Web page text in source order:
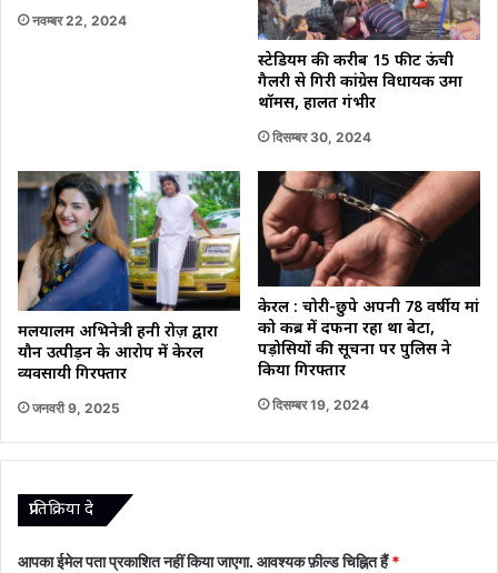
नवम्बर 22, 2024
स्टेडियम की करीब 15 फीट ऊंची
गैलरी से गिरी कांग्रेस विधायक उमा
थॉमस, हालत गंभीर
दिसम्बर 30, 2024
मलयालम अभिनेत्री हनी रोज़ द्वारा
यौन उत्पीड़न के आरोप में केरल
व्यवसायी गिरफ्तार
जनवरी 9, 2025
केरल : चोरी-छुपे अपनी 78 वर्षीय मां
को कब्र में दफना रहा था बेटा,
पड़ोसियों की सूचना पर पुलिस ने
किया गिरफ्तार
दिसम्बर 19, 2024
प्रातिक्रिया दे
आपका ईमेल पता प्रकाशित नहीं किया जाएगा. आवश्यक फ़ील्ड चिह्नित हैं*